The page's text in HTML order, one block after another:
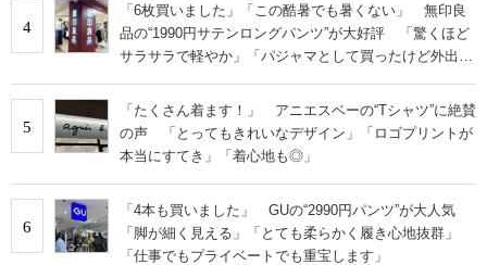
4
「6枚買いました」「この酷暑でも暑くない」 無印良
品の“1990円サテンロングパンツ”が大好評 「驚くほど
サラサラで軽やか」「パジャマとして買ったけど外出用
5
「たくさん着ます！」 アニエスベーの“Tシャツ”に絶賛
の声 「とってもきれいなデザイン」「ロゴプリントが
本当にすてき」「着心地も◎」
6
「4本も買いました」 GUの“2990円パンツ”が大人気
「脚が細く見える」「とても柔らかく履き心地抜群」
「仕事でもプライベートでも重宝します」